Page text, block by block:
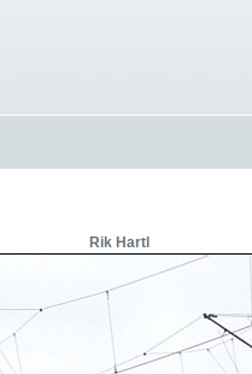
Rik Hartl